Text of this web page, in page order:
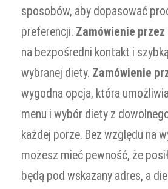
sposobów, aby dopasować
preferencji. Zamówienie
na bezpośredni kontakt i
wybranej diety. Zamówienie
wygodna opcja, która
menu i wybór diety z
każdej porze. Bez względu na
możesz mieć pewność, że
będą pod wskazany adres, a